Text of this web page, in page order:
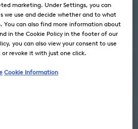
marketing. Under Settings, you can
we use and decide whether and to what
You can also find more information about
in the Cookie Policy in the footer of our
you can also view your consent to use
revoke it with just one click.
Cookie Information